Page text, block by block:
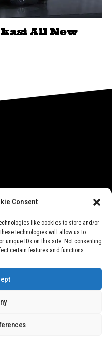
Consent
like cookies to store and/or
technologies will allow us to
unique IDs on this site. Not consenting
certain features and functions.
All New